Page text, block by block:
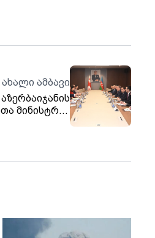
ამბავი
მინისტრმა